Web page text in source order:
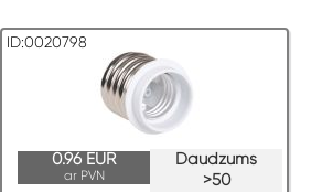
ID:0020798
Daudzums
>50
0.96 EUR
ar PVN